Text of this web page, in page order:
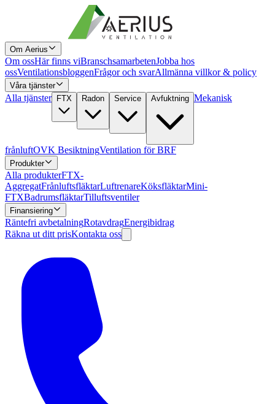
Om Aerius
Om ossHär finns viBranschsamarbetenJobba hos
ossVentilationsbloggenFrågor och svarAllmänna villkor & policy
Våra tjänster
Alla tjänster FTX Radon Service Avfuktning Mekanisk
frånluftOVK BesiktningVentilation för BRF
Produkter
Alla produkterFTX-
AggregatFrånluftsfläktarLuftrenareKöksfläktarMini-
FTXBadrumsfläktarTilluftsventiler
Finansiering
Räntefri avbetalningRotavdragEnergibidrag
Räkna ut ditt prisKontakta oss